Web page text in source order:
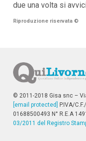
due una volta si
Riproduzione riservata ©
© 2011-2018 Gisa snc –
[email protected]
P.IVA/
01688500493 N° R.E.A
03/2011 del Registro